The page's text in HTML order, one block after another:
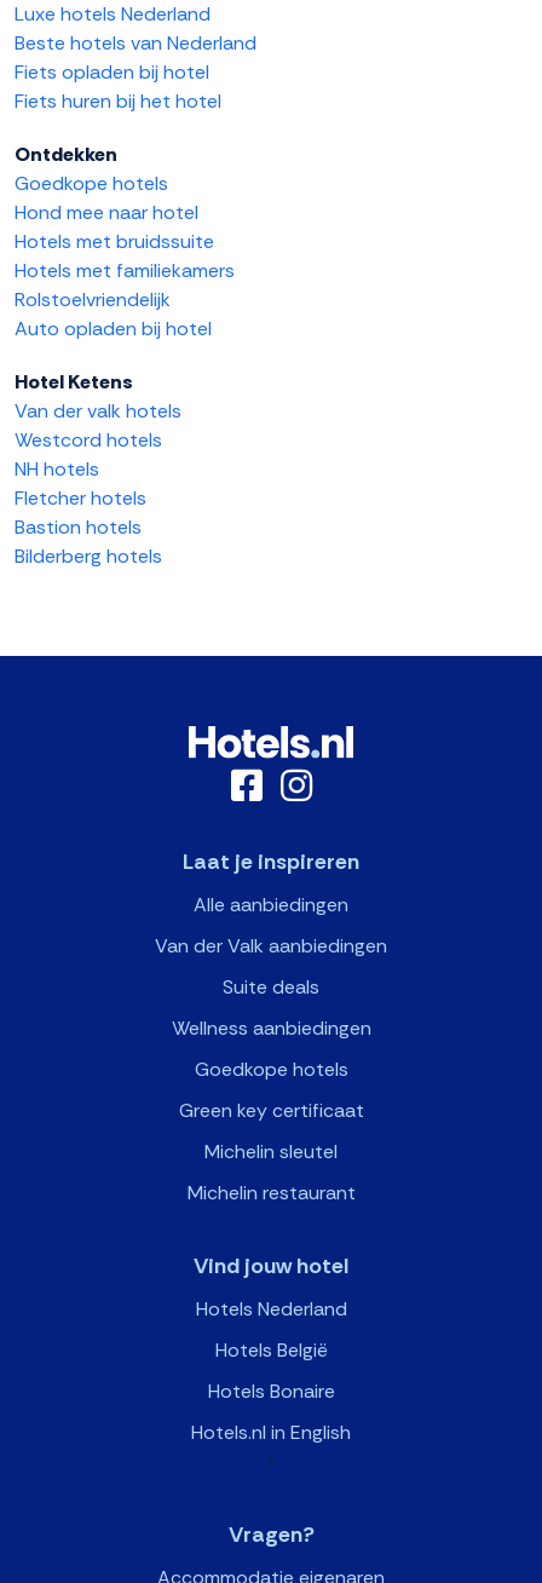
Luxe hotels Nederland
Beste hotels van Nederland
Fiets opladen bij hotel
Fiets huren bij het hotel
Ontdekken
Goedkope hotels
Hond mee naar hotel
Hotels met bruidssuite
Hotels met familiekamers
Rolstoelvriendelijk
Auto opladen bij hotel
Hotel Ketens
Van der valk hotels
Westcord hotels
NH hotels
Fletcher hotels
Bastion hotels
Bilderberg hotels
Laat je inspireren
Alle aanbiedingen
Van der Valk aanbiedingen
Suite deals
Wellness aanbiedingen
Goedkope hotels
Green key certificaat
Michelin sleutel
Michelin restaurant
Vind jouw hotel
Hotels Nederland
Hotels België
Hotels Bonaire
Hotels.nl in English
>
Vragen?
Accommodatie eigenaren